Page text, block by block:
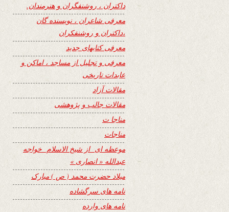
داکتران ، روشنفگران و هنرمندان.
معرفی شاعران ، نویسنده گان
،داکتران و روشنفکران
معرفی کتابهای جدید
معرفی و تجلیل از مساجد ، اماکن و
عابدات تاریخی
مقالات آزاد
مقالات جالب و پژوهشی
مناجا ت
مناجات
موعظه ای از شیخ الاسلام خواجه
عبدالله « انصاری »
میلاد حضرت محمد ( ص ) مبارک
نامه های سرگشاده
نامه های وارده